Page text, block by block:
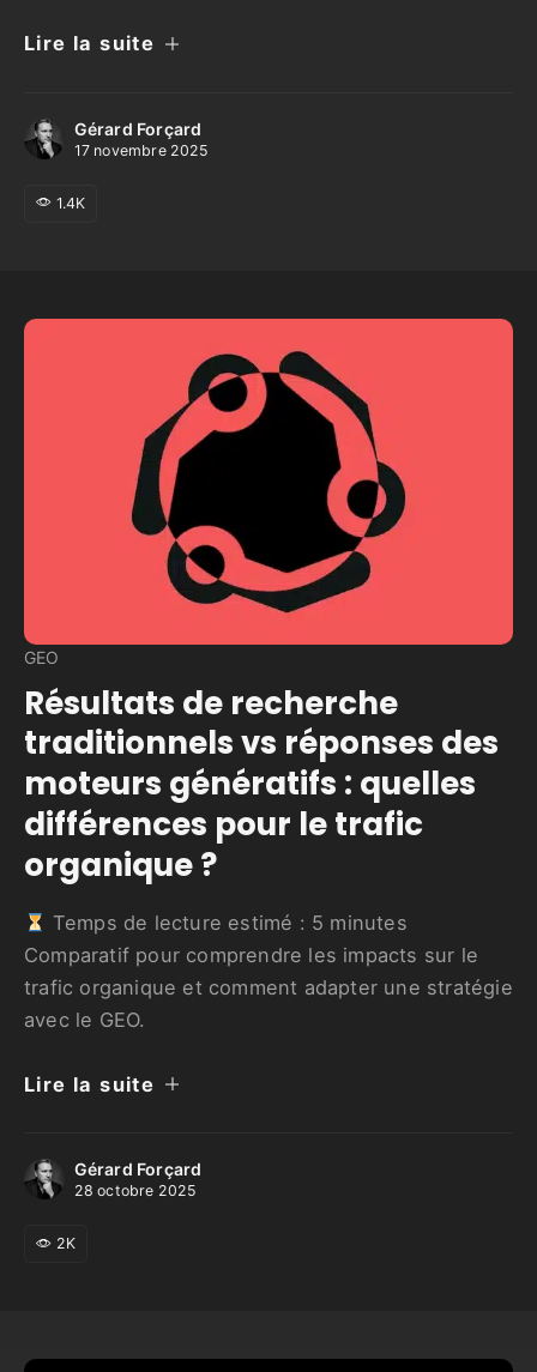
Lire la suite
Gérard Forçard
17 novembre 2025
1.4K
GEO
Résultats de recherche
traditionnels vs réponses des
moteurs génératifs : quelles
différences pour le trafic
organique ?
Temps de lecture estimé : 5 minutes
Comparatif pour comprendre les impacts sur le
trafic organique et comment adapter une stratégie
avec le GEO.
Lire la suite
Gérard Forçard
28 octobre 2025
2K